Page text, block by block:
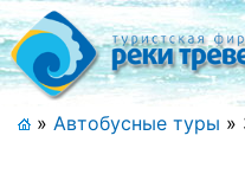
Меню
+7 (911) 182-
» Автобусные туры »